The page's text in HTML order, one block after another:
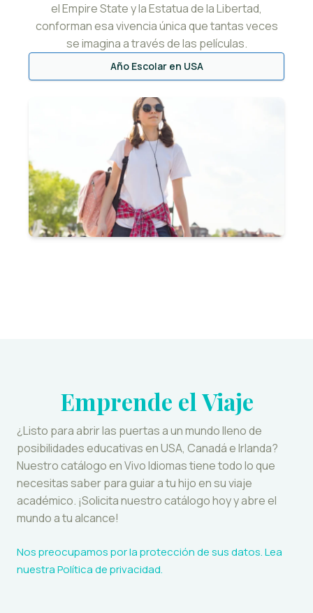
el Empire State y la Estatua de la Libertad,
conforman esa vivencia única que tantas veces
se imagina a través de las películas.
Año Escolar en USA
Emprende el Viaje
¿Listo para abrir las puertas a un mundo lleno de
posibilidades educativas en USA, Canadá e Irlanda?
Nuestro catálogo en Vivo Idiomas tiene todo lo que
necesitas saber para guiar a tu hijo en su viaje
académico. ¡Solicita nuestro catálogo hoy y abre el
mundo a tu alcance!
Nos preocupamos por la protección de sus datos. Lea
nuestraPolítica de privacidad.